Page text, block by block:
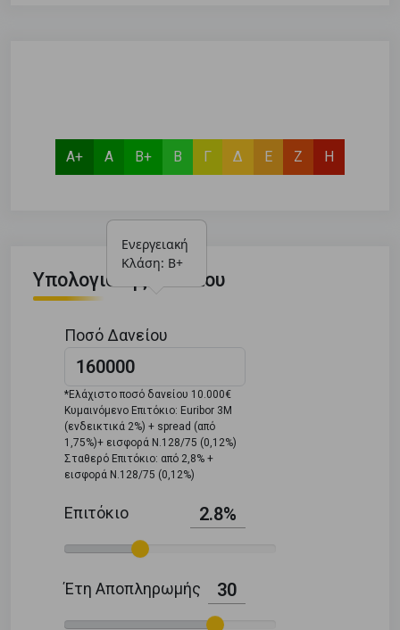
Α+ Α Β+
Ενεργειακή
Κλάση: Β+
Β Γ Δ Ε Ζ Η
Υπολογιστής Δανείου
Ποσό Δανείου
*Ελάχιστο ποσό δανείου 10.000€
Κυμαινόμενο Επιτόκιο: Euribor 3M
(ενδεικτικά 2%) + spread (από
1,75%)+ εισφορά Ν.128/75 (0,12%)
Σταθερό Επιτόκιο: από 2,8% +
εισφορά Ν.128/75 (0,12%)
Επιτόκιο 2.8%
Έτη Αποπληρωμής 30